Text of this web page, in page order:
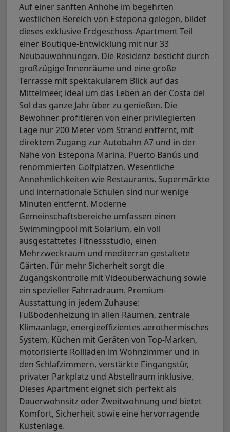
Auf einer sanften Anhöhe im begehrten
westlichen Bereich von Estepona gelegen, bildet
dieses exklusive Erdgeschoss-Apartment Teil
einer Boutique-Entwicklung mit nur 33
Neubauwohnungen. Die Residenz besticht durch
großzügige Innenräume und eine große
Terrasse mit spektakulärem Blick auf das
Mittelmeer, ideal um das Leben an der Costa del
Sol das ganze Jahr über zu genießen. Die
Bewohner profitieren von einer privilegierten
Lage nur 200 Meter vom Strand entfernt, mit
direktem Zugang zur Autobahn A7 und in der
Nähe von Estepona Marina, Puerto Banús und
renommierten Golfplätzen. Wesentliche
Annehmlichkeiten wie Restaurants, Supermärkte
und internationale Schulen sind nur wenige
Minuten entfernt. Moderne
Gemeinschaftsbereiche umfassen einen
Swimmingpool mit Solarium, ein voll
ausgestattetes Fitnessstudio, einen
Mehrzweckraum und mediterran gestaltete
Gärten. Für mehr Sicherheit sorgt die
Zugangskontrolle mit Videoüberwachung sowie
ein spezieller Fahrradraum. Premium-
Ausstattung in jedem Zuhause:
Fußbodenheizung in allen Räumen, zentrale
Klimaanlage, energieeffizientes aerothermisches
System, Küchen mit Geräten von Top-Marken,
motorisierte Rollläden im Wohnzimmer und in
den Schlafzimmern, verstärkte Eingangstür,
privater Parkplatz und Abstellraum inklusive.
Dieses Apartment eignet sich perfekt als
Dauerwohnsitz oder Zweitwohnung und bietet
Komfort, Sicherheit sowie eine hervorragende
Küstenlage.